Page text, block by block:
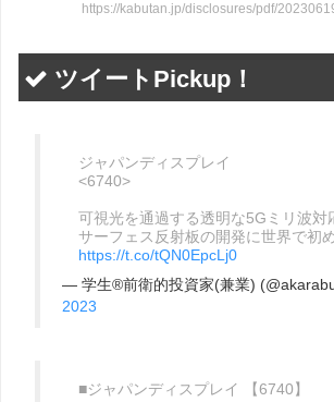
https://kabutan.jp/disclosures/pdf/
ツイートPickup！
ジャパンディスプレイ
<6740>
可視光を通過する透明な5Gミリ波対
サーフェス反射板の開発に世界で初
https://t.co/tQN0EpcLj0
— 学生®前衛的投資家(兼業)
2023
■ジャパンディスプレイ 【6740】